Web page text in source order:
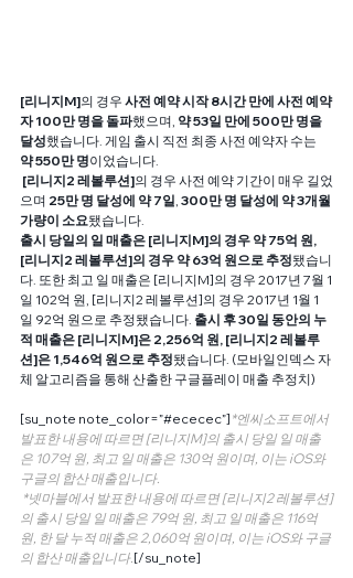
[리니지M]의 경우 사전 예약 시작 8시간 만에 사전 예약
자 100만 명을 돌파했으며, 약 53일 만에 500만 명을
달성했습니다. 게임 출시 직전 최종 사전 예약자 수는
약 550만 명이었습니다.
[리니지2 레볼루션]의 경우 사전 예약 기간이 매우 길었
으며 25만 명 달성에 약 7일, 300만 명 달성에 약 3개월
가량이 소요됐습니다.
출시 당일의 일 매출은 [리니지M]의 경우 약 75억 원,
[리니지2 레볼루션]의 경우 약 63억 원으로 추정됐습니
다. 또한 최고 일 매출은 [리니지M]의 경우 2017년 7월 1
일 102억 원, [리니지2 레볼루션]의 경우 2017년 1월 1
일 92억 원으로 추정됐습니다. 출시 후 30일 동안의 누
적 매출은 [리니지M]은 2,256억 원, [리니지2 레볼루
션]은 1,546억 원으로 추정됐습니다. (모바일인덱스 자
체 알고리즘을 통해 산출한 구글플레이 매출 추정치)
[su_note note_color=”#ececec”] *엔씨소프트에서
발표한 내용에 따르면 [리니지M]의 출시 당일 일 매출
은 107억 원, 최고 일 매출은 130억 원이며, 이는 iOS와
구글의 합산 매출입니다.
의 출시 당일 일 매출은 79억 원, 최고 일 매출은 116억
원, 한 달 누적 매출은 2,060억 원이며, 이는 iOS와 구글
의 합산 매출입니다.[/su_note]